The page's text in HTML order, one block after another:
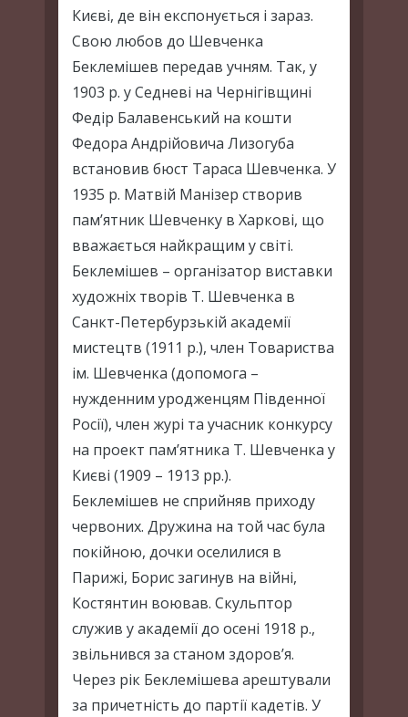
Києві, де він експонується і зараз.
Свою любов до Шевченка
Беклемішев передав учням. Так, у
1903 р. у Седневі на Чернігівщині
Федір Балавенський на кошти
Федора Андрійовича Лизогуба
встановив бюст Тараса Шевченка. У
1935 р. Матвій Манізер створив
пам’ятник Шевченку в Харкові, що
вважається найкращим у світі.
Беклемішев – організатор виставки
художніх творів Т. Шевченка в
Санкт-Петербурзькій академії
мистецтв (1911 р.), член Товариства
ім. Шевченка (допомога –
нужденним уродженцям Південної
Росії), член журі та учасник конкурсу
на проект пам’ятника Т. Шевченка у
Києві (1909 – 1913 рр.).
Беклемішев не сприйняв приходу
червоних. Дружина на той час була
покійною, дочки оселилися в
Парижі, Борис загинув на війні,
Костянтин воював. Скульптор
служив у академії до осені 1918 р.,
звільнився за станом здоров’я.
Через рік Беклемішева арештували
за причетність до партії кадетів. У